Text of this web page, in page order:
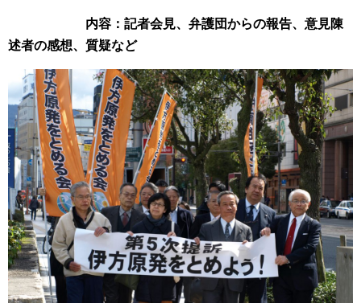
内容：記者会見、弁護団からの報告、意見陳
述者の感想、質疑など